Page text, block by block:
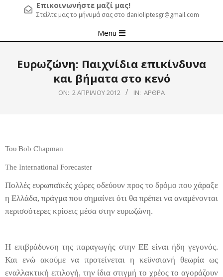
Επικοινωνήστε μαζί μας!
Στείλτε μας το μήνυμά σας στο danioliptesgr@gmail.com
Navigation
Menu
Ευρωζώνη: Παιχνίδια επικίνδυνα
και βήματα στο κενό
ON: 2 ΑΠΡΙΛΊΟΥ 2012 IN: ΆΡΘΡΑ
Του Bob Chapman
The International Forecaster
Πολλές ευρωπαϊκές χώρες οδεύουν προς το δρόμο που χάραξε
η Ελλάδα, πράγμα που σημαίνει ότι θα πρέπει να αναμένονται
περισσότερες κρίσεις μέσα στην ευρωζώνη.
Η επιβράδυνση της παραγωγής στην ΕΕ είναι ήδη γεγονός.
Και ενώ ακούμε να προτείνεται η κεϋνσιανή θεωρία ως
εναλλακτική επιλογή, την ίδια στιγμή το χρέος το αγοράζουν